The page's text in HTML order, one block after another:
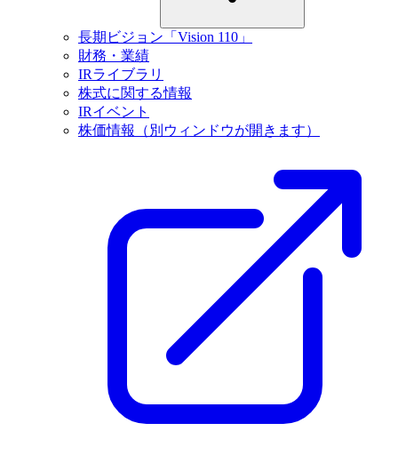
長期ビジョン「Vision 110」
財務・業績
IRライブラリ
株式に関する情報
IRイベント
株価情報
（別ウィンドウが開きます）